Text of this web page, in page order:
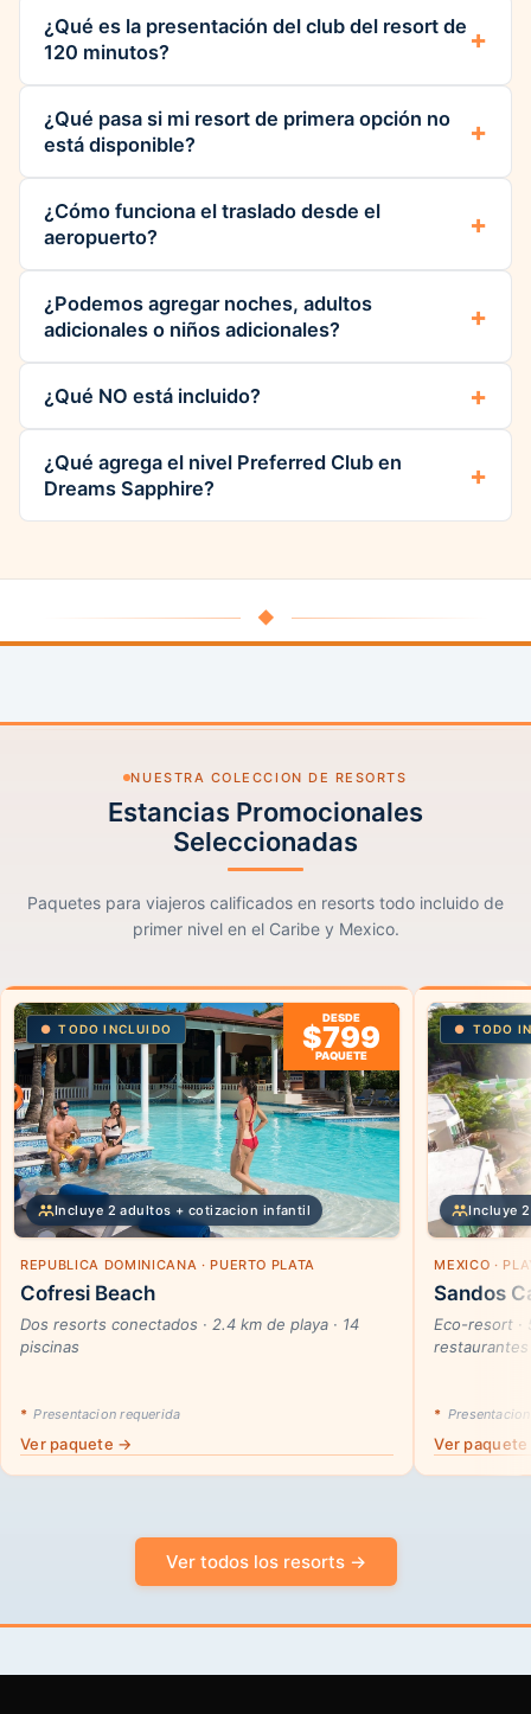
¿Qué es la presentación del club del resort de
120 minutos?
¿Qué pasa si mi resort de primera opción no
está disponible?
¿Cómo funciona el traslado desde el
aeropuerto?
¿Podemos agregar noches, adultos
adicionales o niños adicionales?
¿Qué NO está incluido?
¿Qué agrega el nivel Preferred Club en
Dreams Sapphire?
◆
NUESTRA COLECCION DE RESORTS
Estancias Promocionales
Seleccionadas
Paquetes para viajeros calificados en resorts todo incluido de
primer nivel en el Caribe y Mexico.
TODO INCLUIDO
DESDE
$799
PAQUETE
Incluye 2 adultos + cotizacion infantil
REPUBLICA DOMINICANA · PUERTO PLATA
Cofresi Beach
Dos resorts conectados · 2.4 km de playa · 14
piscinas
* Presentacion requerida
Ver paquete →
TODO
Incluye
MEXICO ·
Sandos
Eco-resort ·
restaurantes
*
Ver
Ver todos los resorts →